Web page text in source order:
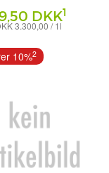
DKK1
3.300,00 / 1l
GmbH
10%2